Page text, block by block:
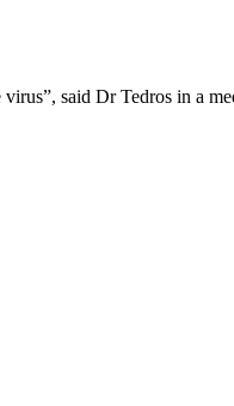
said Dr Tedros in a